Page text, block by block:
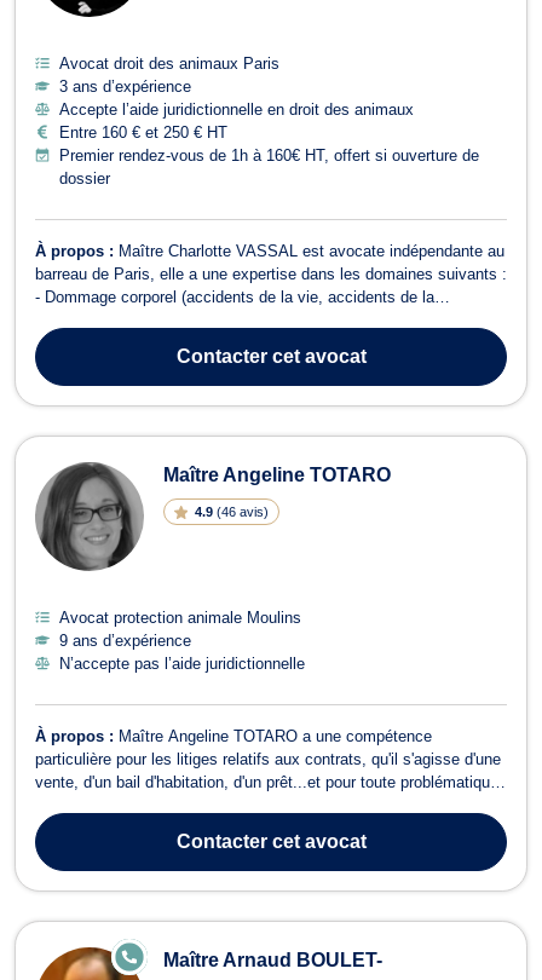
Avocat droit des animaux Paris
3 ans d’expérience
Accepte l’aide juridictionnelle en droit des animaux
Entre 160 € et 250 € HT
Premier rendez-vous de 1h à 160€ HT, offert si ouverture de
dossier
À propos : Maître Charlotte VASSAL est avocate indépendante au
barreau de Paris, elle a une expertise dans les domaines suivants :
- Dommage corporel (accidents de la vie, accidents de la
Sécurité Sociale (procédures devant le Pôle social, recours CMRA,
faute inexcus...
Contactercet avocat
Maître Angeline TOTARO
4.9 (46 avis)
Avocat protection animale Moulins
9 ans d’expérience
N’accepte pas l’aide juridictionnelle
À propos : Maître Angeline TOTARO a une compétence
particulière pour les litiges relatifs aux contrats, qu'il s'agisse d'une
vente, d'un bail d'habitation, d'un prêt...et pour toute problématique
mitoyenneté, à une situation d'indivision, à la copropriété, à
l’exercic...
Contactercet avocat
Maître Arnaud BOULET-
E
N